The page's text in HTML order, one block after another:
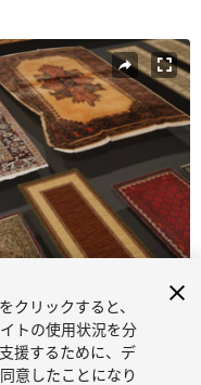
クリックすると、
トの使用状況を分
援するために、デ
意したことになり